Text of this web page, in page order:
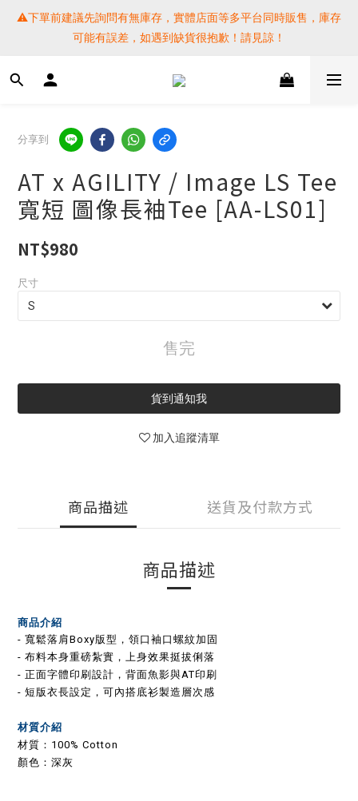
⚠️下單前建議先詢問有無庫存，實體店面等多平台同時販售，庫存
可能有誤差，如遇到缺貨很抱歉！請見諒！
⚠️下單前建議先詢問有無庫存，實體店面等多平台同時販售，庫存
可能有誤差，如遇到缺貨很抱歉！請見諒！
SF EXPRESS WORLD SHIPPING
提醒各位⚠️下單後寄出，請務必在時間內完成取貨才是乖寶寶呦~
如未取貨必須支付運費! 謝謝
⚠️下單前建議先詢問有無庫存，實體店面等多平台同時販售，庫存
可能有誤差，如遇到缺貨很抱歉！請見諒！
分享到
AT x AGILITY / Image LS Tee
寬短 圖像長袖Tee [AA-LS01]
NT$980
尺寸
售完
貨到通知我
加入追蹤清單
商品描述 送貨及付款方式
商品描述
商品介紹
- 寬鬆落肩Boxy版型，領口袖口螺紋加固
- 布料本身重磅紮實，上身效果挺拔俐落
- 正面字體印刷設計，背面魚影與AT印刷
- 短版衣長設定，可內搭底衫製造層次感
材質介紹
材質：100% Cotton
顏色：深灰